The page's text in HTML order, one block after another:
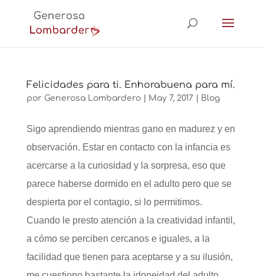
Felicidades para ti. Enhorabuena para mí.
por Generosa Lombardero| May 7, 2017 Blog
Sigo aprendiendo mientras gano en madurez y en
observación. Estar en contacto con la infancia es
acercarse a la curiosidad y la sorpresa, eso que
parece haberse dormido en el adulto pero que se
despierta por el contagio, si lo permitimos.
Cuando le presto atención a la creatividad infantil,
a cómo se perciben cercanos e iguales, a la
facilidad que tienen para aceptarse y a su ilusión,